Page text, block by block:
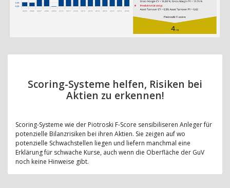
Scoring-Systeme helfen, Risiken bei
Aktien zu erkennen!
Scoring-Systeme wie der Piotroski F-Score sensibiliseren Anleger für
potenzielle Bilanzrisiken bei ihren Aktien. Sie zeigen auf wo
potenzielle Schwachstellen liegen und liefern manchmal eine
Erklärung für schwache Kurse, auch wenn die Oberfläche der GuV
noch keine Hinweise gibt.